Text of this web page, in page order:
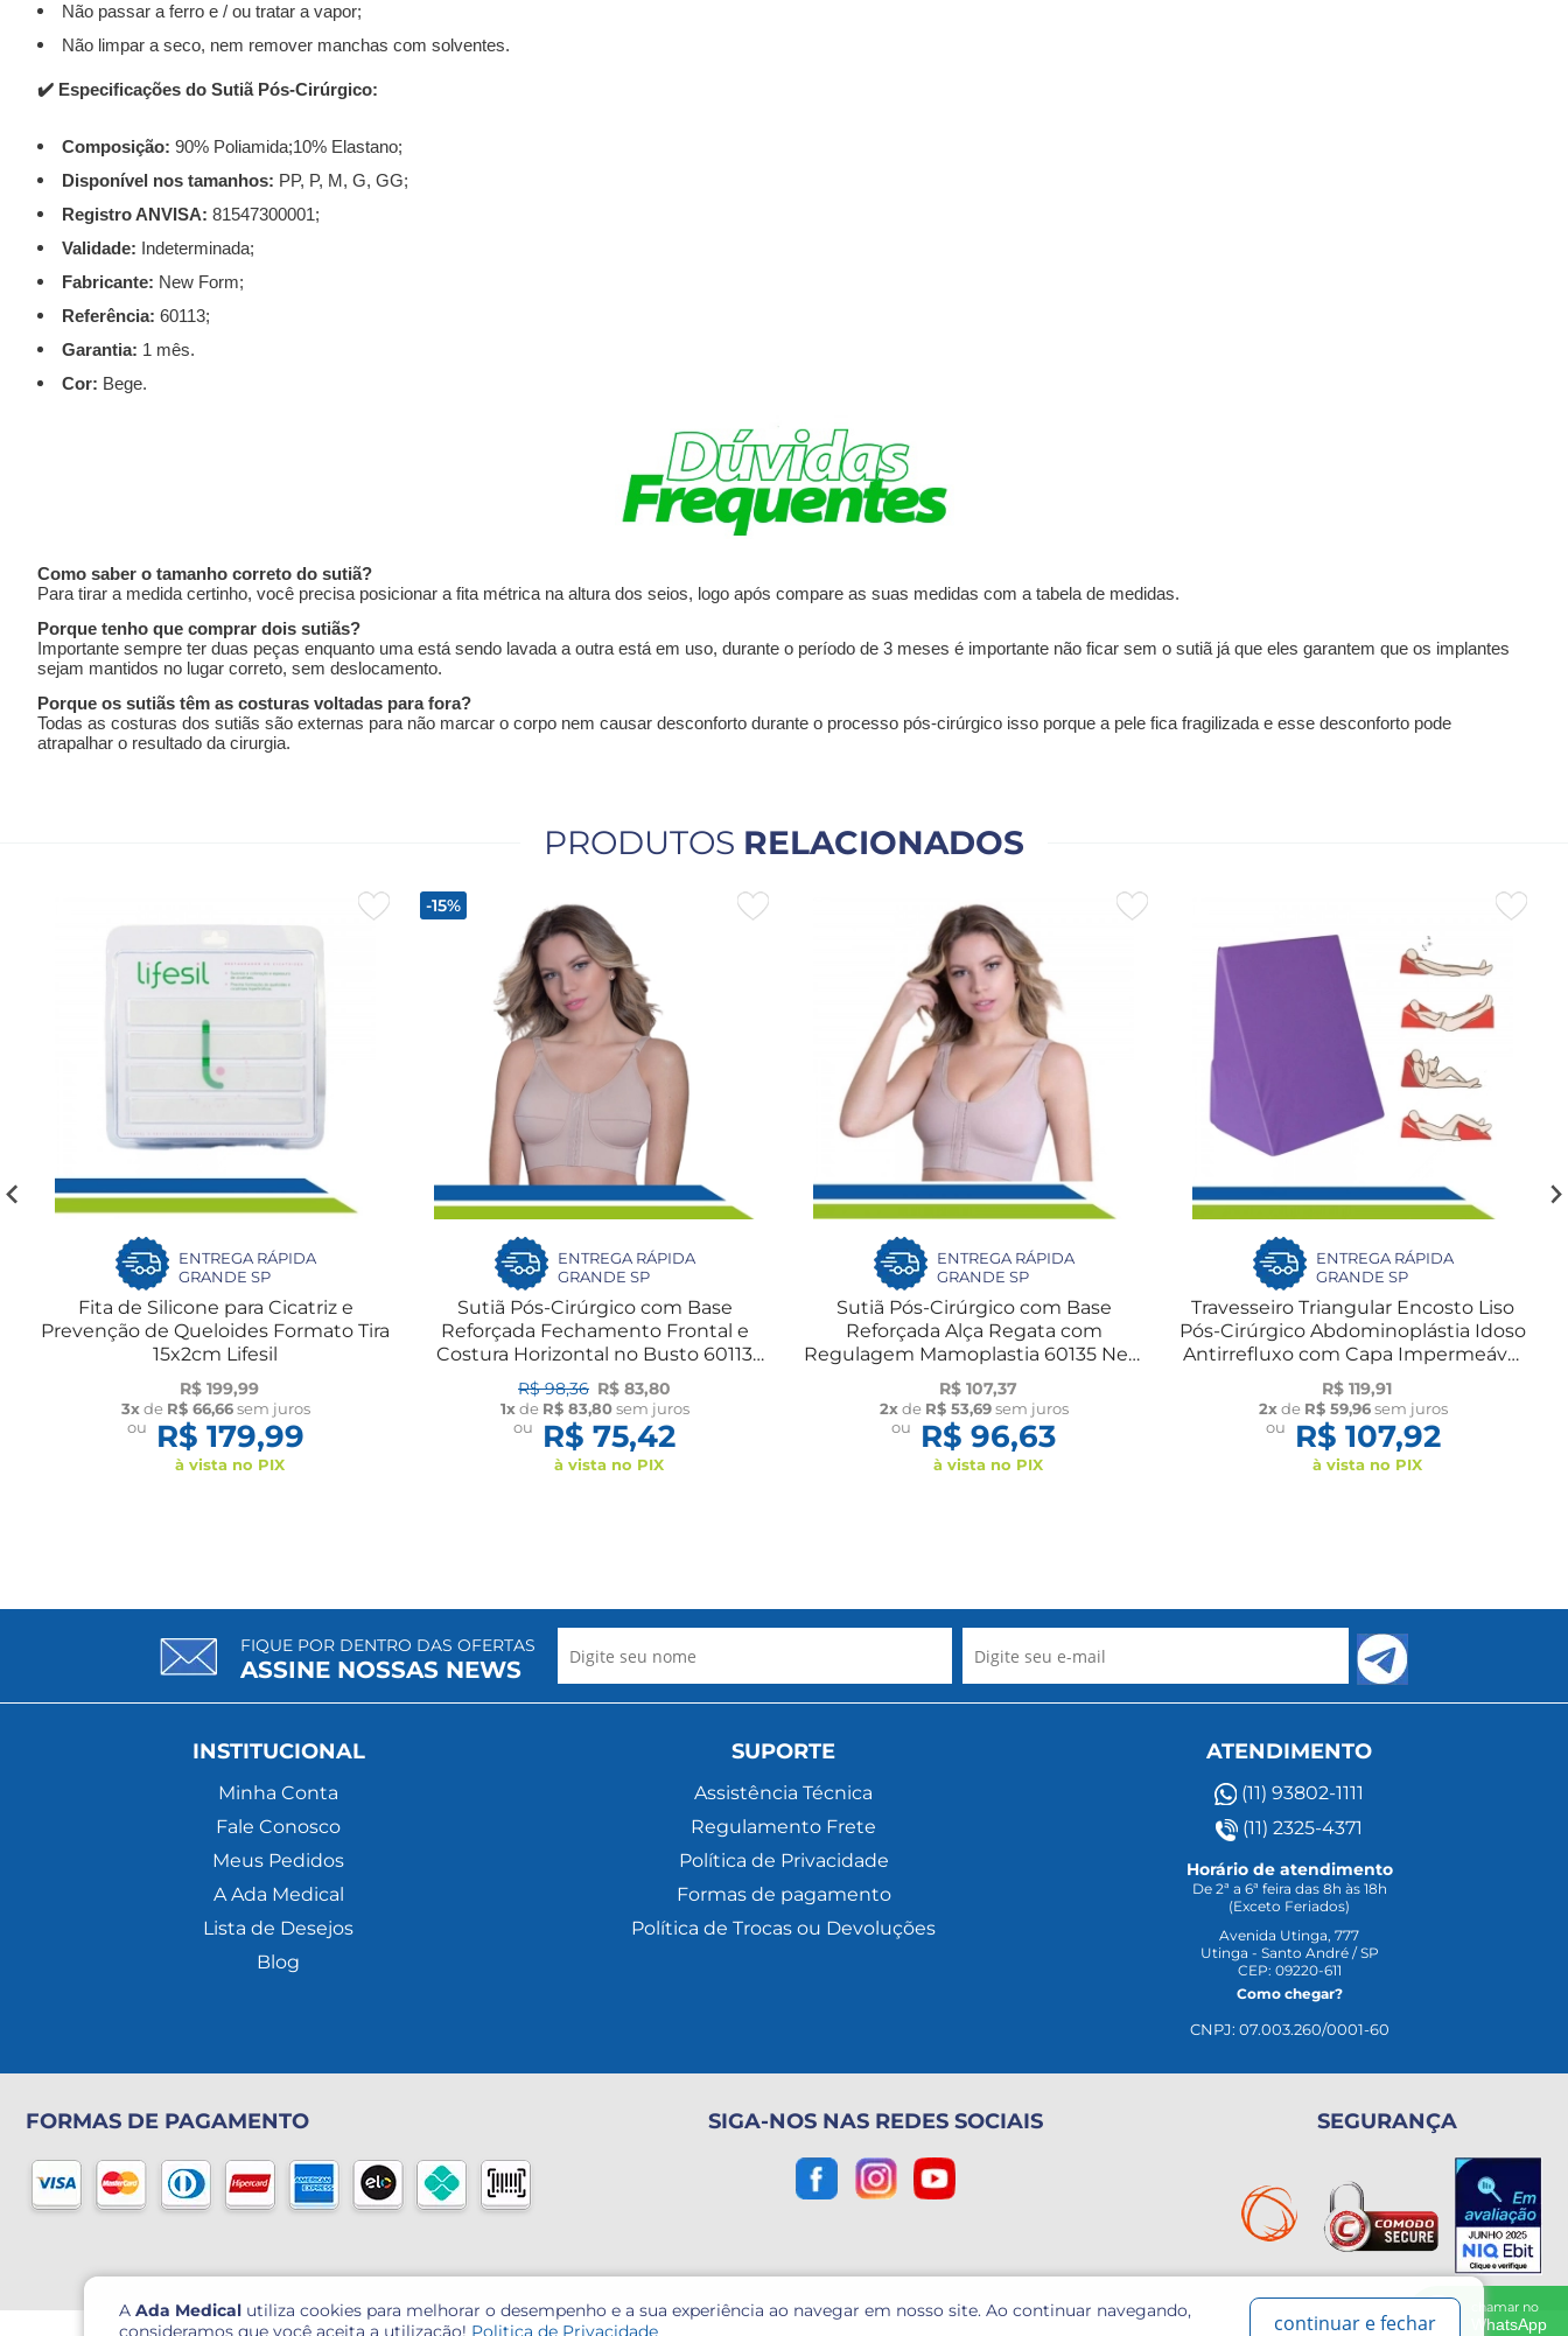
Não passar a ferro e / ou tratar a vapor;
Não limpar a seco, nem remover manchas com solventes.
✔️ Especificações do Sutiã Pós-Cirúrgico:
Composição: 90% Poliamida;10% Elastano;
Disponível nos tamanhos: PP, P, M, G, GG;
Registro ANVISA: 81547300001;
Validade: Indeterminada;
Fabricante: New Form;
Referência: 60113;
Garantia: 1 mês.
Cor: Bege.
Como saber o tamanho correto do sutiã?
Para tirar a medida certinho, você precisa posicionar a fita métrica na altura dos seios, logo após compare as suas medidas com a tabela de medidas.
Porque tenho que comprar dois sutiãs?
Importante sempre ter duas peças enquanto uma está sendo lavada a outra está em uso, durante o período de 3 meses é importante não ficar sem o sutiã já que eles garantem que os implantes
sejam mantidos no lugar correto, sem deslocamento.
Porque os sutiãs têm as costuras voltadas para fora?
Todas as costuras dos sutiãs são externas para não marcar o corpo nem causar desconforto durante o processo pós-cirúrgico isso porque a pele fica fragilizada e esse desconforto pode
atrapalhar o resultado da cirurgia.
PRODUTOS RELACIONADOS
ENTREGA RÁPIDA
GRANDE SP
Fita de Silicone para Cicatriz e
Prevenção de Queloides Formato Tira
15x2cm Lifesil
R$ 199,99
3xde R$ 66,66sem juros
ou
R$ 179,99
à vista no PIX
-15%
ENTREGA RÁPIDA
GRANDE SP
Sutiã Pós-Cirúrgico com Base
Reforçada Fechamento Frontal e
Costura Horizontal no Busto 60113
New Form
R$ 98,36 R$ 83,80
1xde R$ 83,80sem juros
ou
R$ 75,42
à vista no PIX
ENTREGA RÁPIDA
GRANDE SP
Sutiã Pós-Cirúrgico com Base
Reforçada Alça Regata com
Regulagem Mamoplastia 60135 New
Form
R$ 107,37
2xde R$ 53,69sem juros
ou
R$ 96,63
à vista no PIX
ENTREGA RÁPIDA
GRANDE SP
Travesseiro Triangular Encosto Liso
Pós-Cirúrgico Abdominoplástia Idoso
Antirrefluxo com Capa Impermeável
D33 Bioflorence
R$ 119,91
2xde R$ 59,96sem juros
ou
R$ 107,92
à vista no PIX
chamar no
WhatsApp
A Ada Medical utiliza cookies para melhorar o desempenho e a sua experiência ao navegar em nosso site. Ao continuar navegando,
consideramos que você aceita a utilização! Politica de Privacidade continuar e fechar
FIQUE POR DENTRO DAS OFERTAS
ASSINE NOSSAS NEWS
INSTITUCIONAL
Minha Conta
Fale Conosco
Meus Pedidos
A Ada Medical
Lista de Desejos
Blog
SUPORTE
Assistência Técnica
Regulamento Frete
Política de Privacidade
Formas de pagamento
Política de Trocas ou Devoluções
ATENDIMENTO
(11) 93802-1111
(11) 2325-4371
Horário de atendimento
De 2ª a 6ª feira das 8h às 18h
(Exceto Feriados)
Avenida Utinga, 777
Utinga - Santo André / SP
CEP: 09220-611
Como chegar?
CNPJ: 07.003.260/0001-60
FORMAS DE PAGAMENTO SIGA-NOS NAS REDES SOCIAIS SEGURANÇA